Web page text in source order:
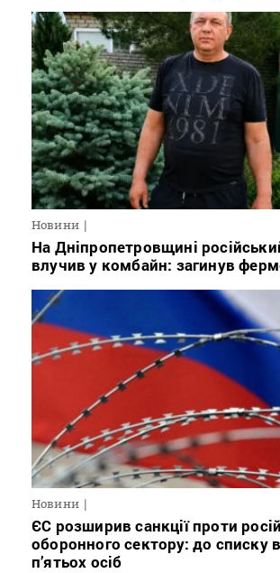
Новини
На Дніпропетровщині
влучив у комбайн: загинув
Новини
ЄС розширив санкції проти
оборонного сектору: до списку
п’ятьох осіб